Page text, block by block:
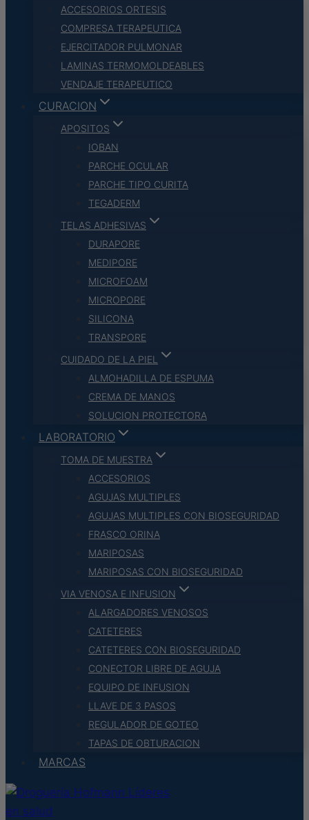
ACCESORIOS ORTESIS
COMPRESA TERAPEUTICA
EJERCITADOR PULMONAR
LAMINAS TERMOMOLDEABLES
VENDAJE TERAPEUTICO
CURACION
APOSITOS
IOBAN
PARCHE OCULAR
PARCHE TIPO CURITA
TEGADERM
TELAS ADHESIVAS
DURAPORE
MEDIPORE
MICROFOAM
MICROPORE
SILICONA
TRANSPORE
CUIDADO DE LA PIEL
ALMOHADILLA DE ESPUMA
CREMA DE MANOS
SOLUCION PROTECTORA
LABORATORIO
TOMA DE MUESTRA
ACCESORIOS
AGUJAS MULTIPLES
AGUJAS MULTIPLES CON BIOSEGURIDAD
FRASCO ORINA
MARIPOSAS
MARIPOSAS CON BIOSEGURIDAD
VIA VENOSA E INFUSION
ALARGADORES VENOSOS
CATETERES
CATETERES CON BIOSEGURIDAD
CONECTOR LIBRE DE AGUJA
EQUIPO DE INFUSION
LLAVE DE 3 PASOS
REGULADOR DE GOTEO
TAPAS DE OBTURACION
MARCAS